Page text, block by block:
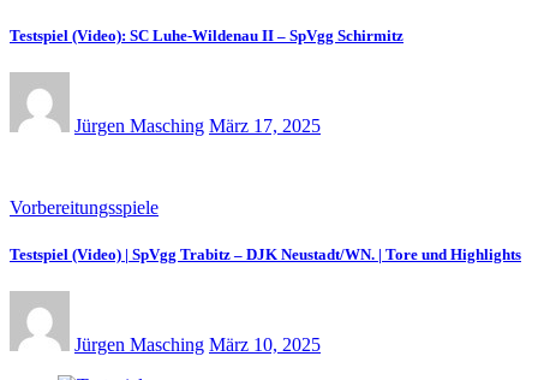
Testspiel (Video): SC Luhe-Wildenau II – SpVgg Schirmitz
Jürgen Masching März 17, 2025
Vorbereitungsspiele
Testspiel (Video) | SpVgg Trabitz – DJK Neustadt/WN. | Tore und Highlights
Jürgen Masching März 10, 2025